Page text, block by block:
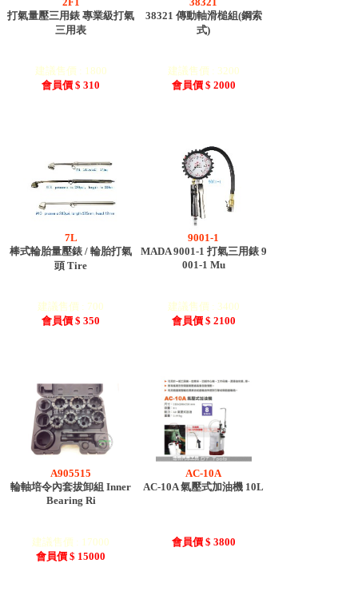
打氣量壓三用錶 專業級打氣
三用表
建議售價 : 1800
會員價 $ 310
38321 傳動軸滑槌組(鋼索
式)
建議售價 : 3200
會員價 $ 2000
7L
棒式輪胎量壓錶 / 輪胎打氣
頭 Tire
建議售價 : 700
會員價 $ 350
9001-1
MADA 9001-1 打氣三用錶 9
001-1 Mu
建議售價 : 3400
會員價 $ 2100
A905515
輪軸培令內套拔卸組 Inner
Bearing Ri
建議售價 : 17000
會員價 $ 15000
AC-10A
AC-10A 氣壓式加油機 10L
會員價 $ 3800